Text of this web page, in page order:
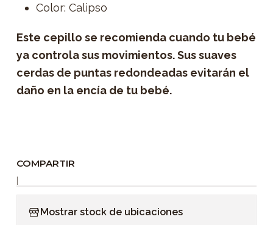
Color: Calipso
Este cepillo se recomienda cuando tu bebé
ya controla sus movimientos. Sus suaves
cerdas de puntas redondeadas evitarán el
daño en la encía de tu bebé.
COMPARTIR
|
Mostrar stock de ubicaciones